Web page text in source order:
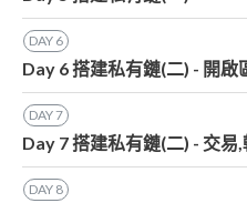
DAY 6
Day 6 搭建私有鏈(二) - 開啟
DAY7
Day 7 搭建私有鏈(二) - 交易
DAY 8